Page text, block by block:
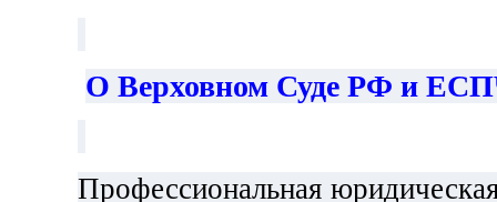
О Верховном Суде РФ и
Профессиональная